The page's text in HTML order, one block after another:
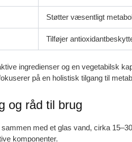
Støtter væsentligt
Tilføjer
ingredienser og en vegetabilsk
på en holistisk tilgang til
og råd til brug
med et glas vand, cirka
komponenter.